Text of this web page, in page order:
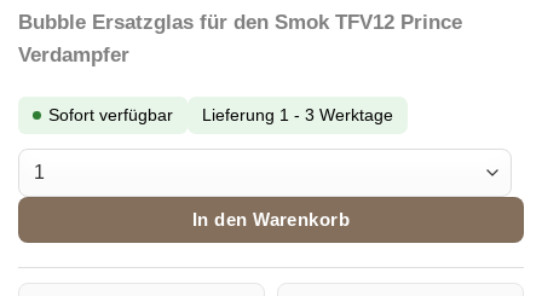
Bubble Ersatzglas für den Smok TFV12 Prince
Verdampfer
Sofort verfügbar Lieferung 1 - 3 Werktage
Smok TFV12 Prince Bubble Ersatzglas 8ml Menge
In den Warenkorb